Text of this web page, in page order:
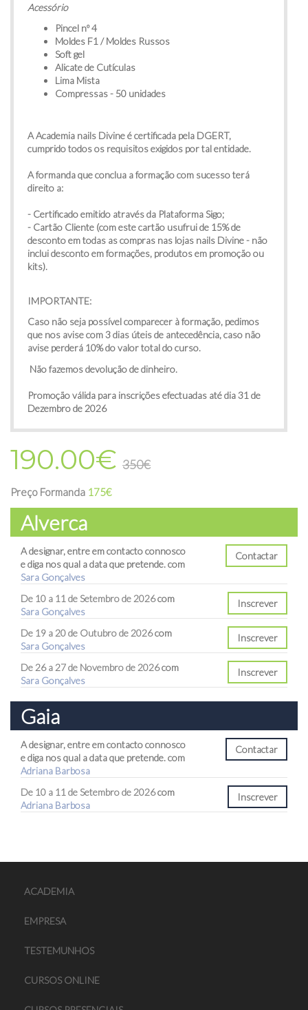
Acessório
Pincel nº 4
Moldes F1 / Moldes Russos
Soft gel
Alicate de Cutículas
Lima Mista
Compressas - 50 unidades
A Academia nails Divine é certificada pela DGERT,
cumprido todos os requisitos exigidos por tal entidade.
A formanda que conclua a formação com sucesso terá
direito a:
- Certificado emitido através da Plataforma Sigo;
- Cartão Cliente (com este cartão usufrui de 15% de
desconto em todas as compras nas lojas nails Divine - não
inclui desconto em formações, produtos em promoção ou
kits).
IMPORTANTE:
Caso não seja possível comparecer à formação, pedimos
que nos avise com 3 dias úteis de antecedência, caso não
avise perderá 10% do valor total do curso.
Não fazemos devolução de dinheiro.
Promoção válida para inscrições efectuadas até dia 31 de
Dezembro de 2026
190.00€ 350€
Preço Formanda 175€
Alverca
A designar, entre em contacto connosco
e diga nos qual a data que pretende. com
Sara Gonçalves
De 10 a 11 de Setembro de 2026com
Sara Gonçalves
Inscrever
De 19 a 20 de Outubro de 2026com
Sara Gonçalves
Inscrever
De 26 a 27 de Novembro de 2026com
Sara Gonçalves
Inscrever
Gaia
A designar, entre em contacto connosco
e diga nos qual a data que pretende. com
Adriana Barbosa
De 10 a 11 de Setembro de 2026com
Adriana Barbosa
Inscrever
ACADEMIA
EMPRESA
TESTEMUNHOS
CURSOS ONLINE